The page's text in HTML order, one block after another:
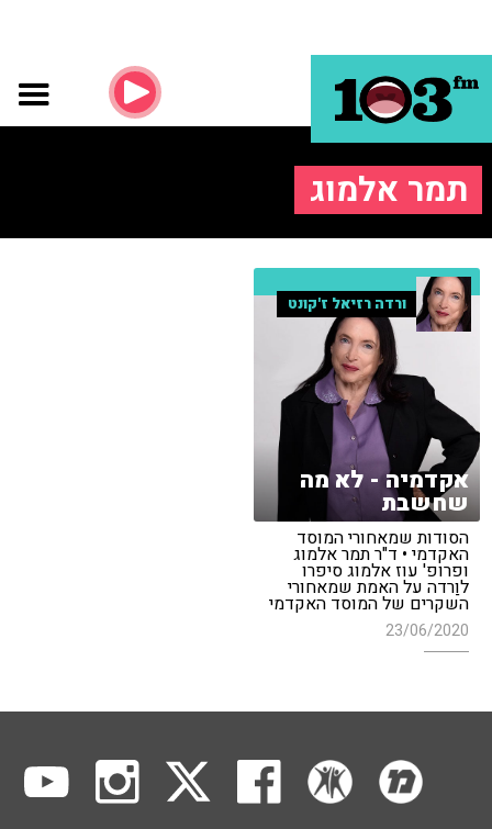
תמר אלמוג
ורדה רזיאל ז'קונט
אקדמיה - לא מה
שחשבת
הסודות שמאחורי המוסד
האקדמי • ד"ר תמר אלמוג
ופרופ' עוז אלמוג סיפרו
לוַרדה על האמת שמאחורי
השקרים של המוסד האקדמי
23/06/2020